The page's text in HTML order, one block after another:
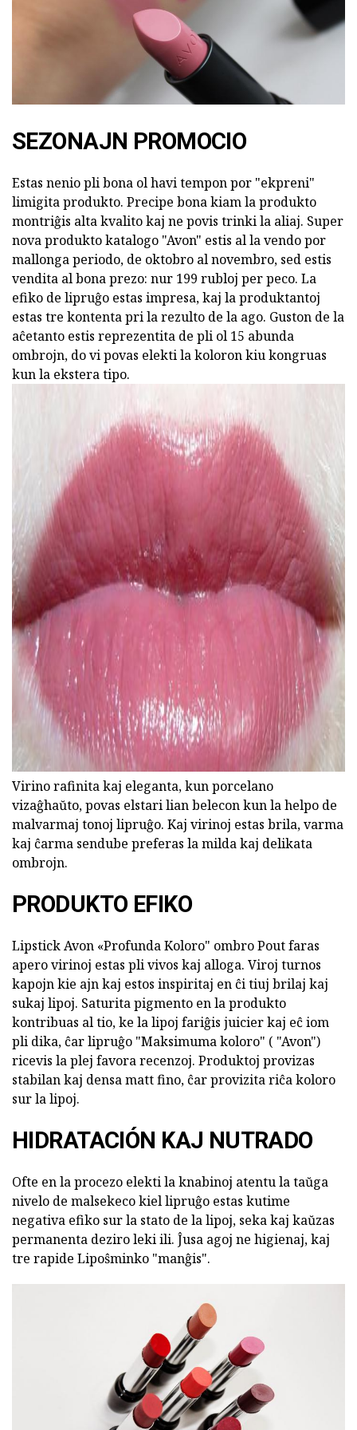
SEZONAJN PROMOCIO
Estas nenio pli bona ol havi tempon por "ekpreni"
limigita produkto. Precipe bona kiam la produkto
montriĝis alta kvalito kaj ne povis trinki la aliaj. Super
nova produkto katalogo "Avon" estis al la vendo por
mallonga periodo, de oktobro al novembro, sed estis
vendita al bona prezo: nur 199 rubloj per peco. La
efiko de lipruĝo estas impresa, kaj la produktantoj
estas tre kontenta pri la rezulto de la ago. Guston de la
aĉetanto estis reprezentita de pli ol 15 abunda
ombrojn, do vi povas elekti la koloron kiu kongruas
kun la ekstera tipo.
ad
Virino rafinita kaj eleganta, kun porcelano
vizaĝhaŭto, povas elstari lian belecon kun la helpo de
malvarmaj tonoj lipruĝo. Kaj virinoj estas brila, varma
kaj ĉarma sendube preferas la milda kaj delikata
ombrojn.
PRODUKTO EFIKO
Lipstick Avon «Profunda Koloro" ombro Pout faras
apero virinoj estas pli vivos kaj alloga. Viroj turnos
kapojn kie ajn kaj estos inspiritaj en ĉi tiuj brilaj kaj
sukaj lipoj. Saturita pigmento en la produkto
kontribuas al tio, ke la lipoj fariĝis juicier kaj eĉ iom
pli dika, ĉar lipruĝo "Maksimuma koloro" ( "Avon")
ricevis la plej favora recenzoj. Produktoj provizas
stabilan kaj densa matt fino, ĉar provizita riĉa koloro
sur la lipoj.
HIDRATACIÓN KAJ NUTRADO
Ofte en la procezo elekti la knabinoj atentu la taŭga
nivelo de malsekeco kiel lipruĝo estas kutime
negativa efiko sur la stato de la lipoj, seka kaj kaŭzas
permanenta deziro leki ili. Ĵusa agoj ne higienaj, kaj
tre rapide Lipoŝminko "manĝis".